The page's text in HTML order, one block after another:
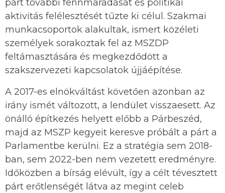
párt további fennmaradását és politikai
aktivitás felélesztését tűzte ki célul. Szakmai
munkacsoportok alakultak, ismert közéleti
személyek sorakoztak fel az MSZDP
feltámasztására és megkezdődött a
szakszervezeti kapcsolatok újjáépítése.
A 2017-es elnökváltást követően azonban az
irány ismét változott, a lendület visszaesett. Az
önálló építkezés helyett előbb a Párbeszéd,
majd az MSZP kegyeit keresve próbált a párt a
Parlamentbe kerülni. Ez a stratégia sem 2018-
ban, sem 2022-ben nem vezetett eredményre.
Időközben a bírság elévült, így a célt tévesztett
párt erőtlenségét látva az megint celeb